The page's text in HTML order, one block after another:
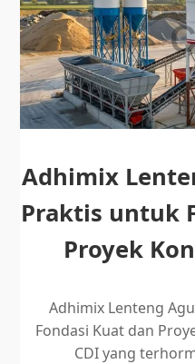
Adhimix
Praktis untuk
Proyek
Adhimix Lenteng
Fondasi Kuat dan
CDI yang